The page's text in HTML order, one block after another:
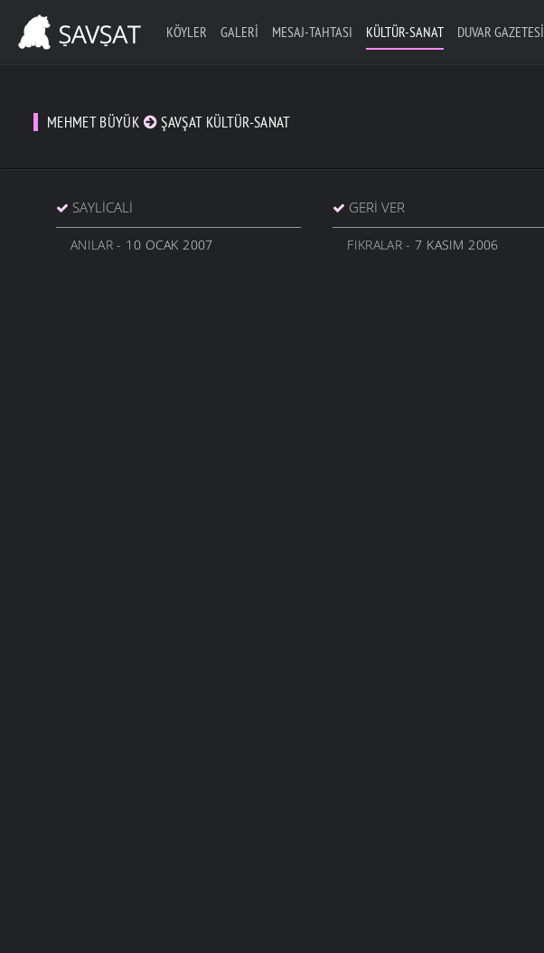
KÖYLER GALERI MESAJ-TAHTASI KÜLTÜR-SANAT DUVAR GAZETESI
MEHMET BÜYÜK ŞAVŞAT KÜLTÜR-SANAT
SAYLICALI
ANILAR- 10 OCAK 2007
GERI VER
FIKRALAR- 7 KASIM 2006